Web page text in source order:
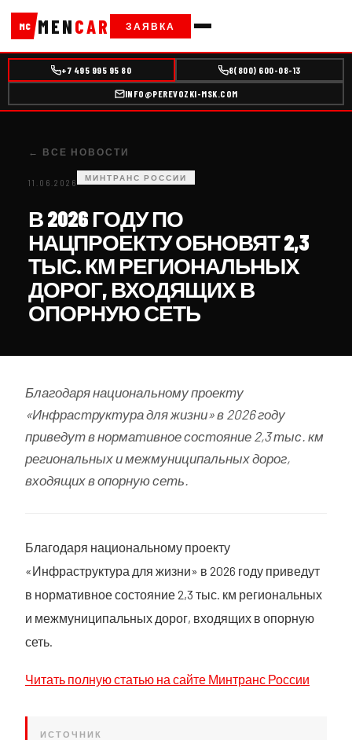
MC MENCAR ЗАЯВКА
+7 495 995 95 80 8(800) 600-08-13
INFO@PEREVOZKI-MSK.COM
← ВСЕ НОВОСТИ
11.06.2026 МИНТРАНС РОССИИ
В 2026 ГОДУ ПО
НАЦПРОЕКТУ ОБНОВЯТ 2,3
ТЫС. КМ РЕГИОНАЛЬНЫХ
ДОРОГ, ВХОДЯЩИХ В
ОПОРНУЮ СЕТЬ
Благодаря национальному проекту
«Инфраструктура для жизни» в 2026 году
приведут в нормативное состояние 2,3 тыс. км
региональных и межмуниципальных дорог,
входящих в опорную сеть.
Благодаря национальному проекту
«Инфраструктура для жизни» в 2026 году приведут
в нормативное состояние 2,3 тыс. км региональных
и межмуниципальных дорог, входящих в опорную
сеть.
Читать полную статью на сайте Минтранс России
ИСТОЧНИК